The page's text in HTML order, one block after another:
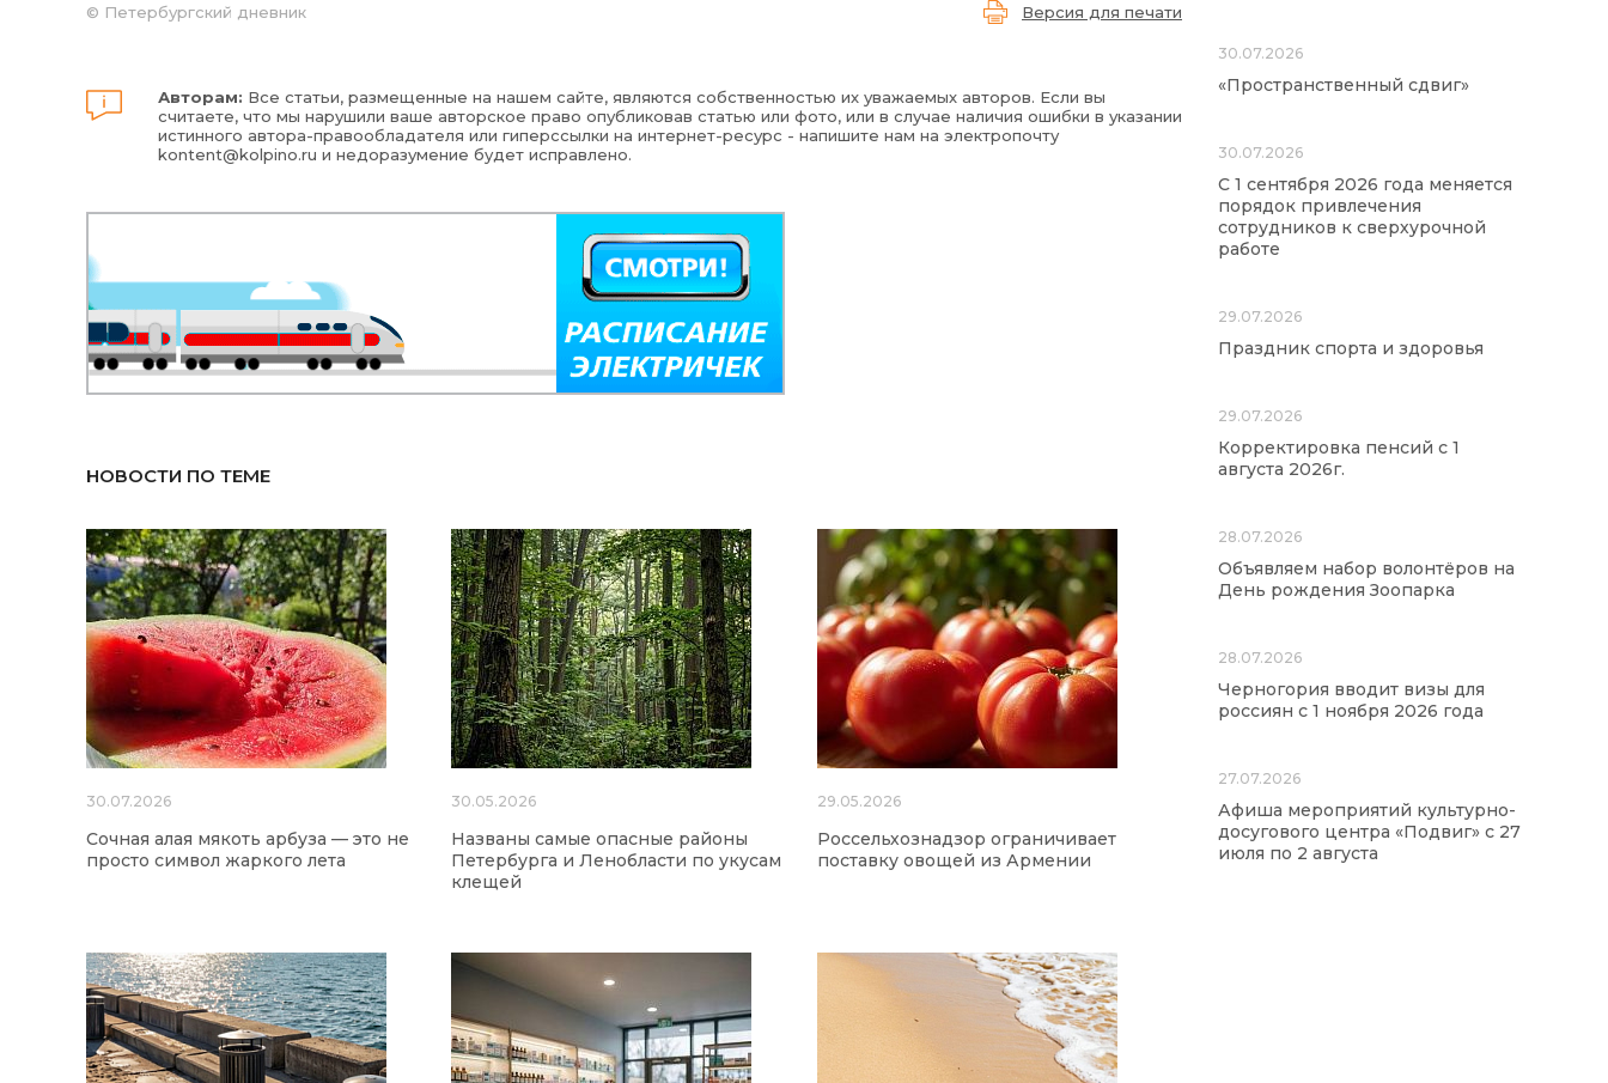
© Петербургский дневник Версия для печати
Авторам: Все статьи, размещенные на нашем сайте, являются собственностью их уважаемых авторов. Если вы
считаете, что мы нарушили ваше авторское право опубликовав статью или фото, или в случае наличия ошибки в указании
истинного автора-правообладателя или гиперссылки на интернет-ресурс - напишите нам на электропочту
kontent@kolpino.ru и недоразумение будет исправлено.
НОВОСТИ ПО ТЕМЕ
30.07.2026
Сочная алая мякоть арбуза — это не
просто символ жаркого лета
30.05.2026
Названы самые опасные районы
Петербурга и Ленобласти по укусам
клещей
29.05.2026
Россельхознадзор ограничивает
поставку овощей из Армении
30.07.2026
«Пространственный сдвиг»
30.07.2026
С 1 сентября 2026 года меняется
порядок привлечения
сотрудников к сверхурочной
работе
29.07.2026
Праздник спорта и здоровья
29.07.2026
Корректировка пенсий с 1
августа 2026г.
28.07.2026
Объявляем набор волонтёров на
День рождения Зоопарка
28.07.2026
Черногория вводит визы для
россиян с 1 ноября 2026 года
27.07.2026
Афиша мероприятий культурно-
досугового центра «Подвиг» с 27
июля по 2 августа